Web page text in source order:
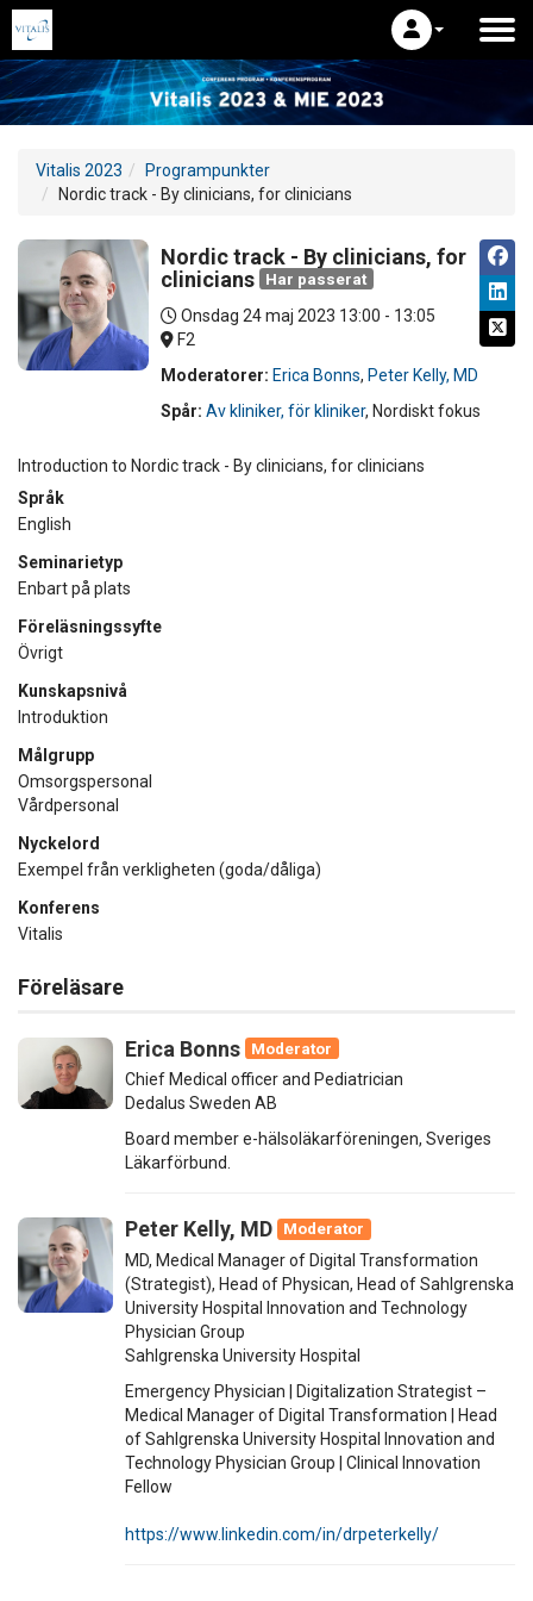
Vitalis 2023
Programpunkter
Nordic track - By clinicians, for clinicians
Nordic track - By clinicians, for
clinicians
Har passerat
Onsdag 24 maj 2023 13:00 - 13:05
F2
Moderatorer: Erica Bonns, Peter Kelly, MD
Spår: Av kliniker, för kliniker, Nordiskt fokus
Introduction to Nordic track - By clinicians, for clinicians
Språk
English
Seminarietyp
Enbart på plats
Föreläsningssyfte
Övrigt
Kunskapsnivå
Introduktion
Målgrupp
Omsorgspersonal
Vårdpersonal
Nyckelord
Exempel från verkligheten (goda/dåliga)
Konferens
Vitalis
Föreläsare
Erica Bonns
Moderator
Chief Medical officer and Pediatrician
Dedalus Sweden AB
Board member e-hälsoläkarföreningen, Sveriges
Läkarförbund.
Peter Kelly, MD
Moderator
MD, Medical Manager of Digital Transformation
(Strategist), Head of Physican, Head of Sahlgrenska
University Hospital Innovation and Technology
Physician Group
Sahlgrenska University Hospital
Emergency Physician | Digitalization Strategist –
Medical Manager of Digital Transformation | Head
of Sahlgrenska University Hospital Innovation and
Technology Physician Group | Clinical Innovation
Fellow
https://www.linkedin.com/in/drpeterkelly/